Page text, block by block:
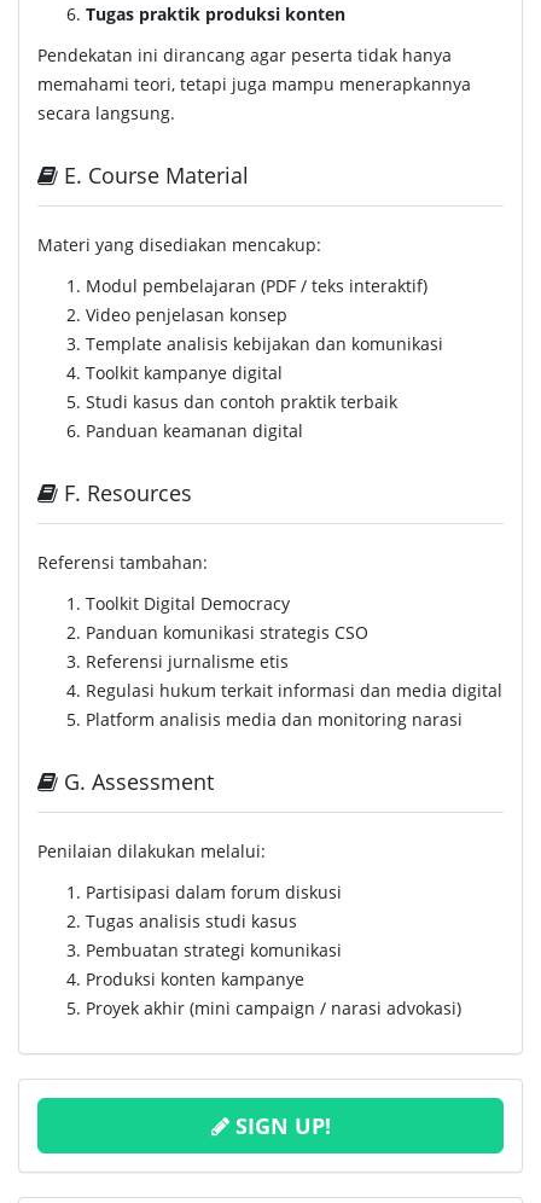
Tugas praktik produksi konten
Pendekatan ini dirancang agar peserta tidak hanya
memahami teori, tetapi juga mampu menerapkannya
secara langsung.
E. Course Material
Materi yang disediakan mencakup:
Modul pembelajaran (PDF / teks interaktif)
Video penjelasan konsep
Template analisis kebijakan dan komunikasi
Toolkit kampanye digital
Studi kasus dan contoh praktik terbaik
Panduan keamanan digital
F. Resources
Referensi tambahan:
Toolkit Digital Democracy
Panduan komunikasi strategis CSO
Referensi jurnalisme etis
Regulasi hukum terkait informasi dan media digital
Platform analisis media dan monitoring narasi
G. Assessment
Penilaian dilakukan melalui:
Partisipasi dalam forum diskusi
Tugas analisis studi kasus
Pembuatan strategi komunikasi
Produksi konten kampanye
Proyek akhir (mini campaign / narasi advokasi)
SIGN UP!